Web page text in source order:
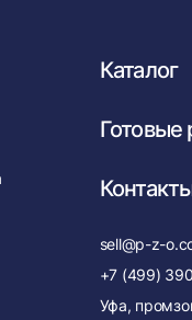
Каталог
sell@p-z-
+7 (499)
Уфа,